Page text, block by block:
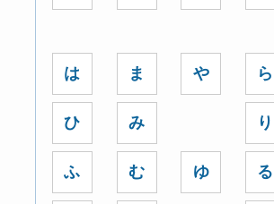
は
ひ
ふ
ま
み
む
や
ゆ
ら
り
る